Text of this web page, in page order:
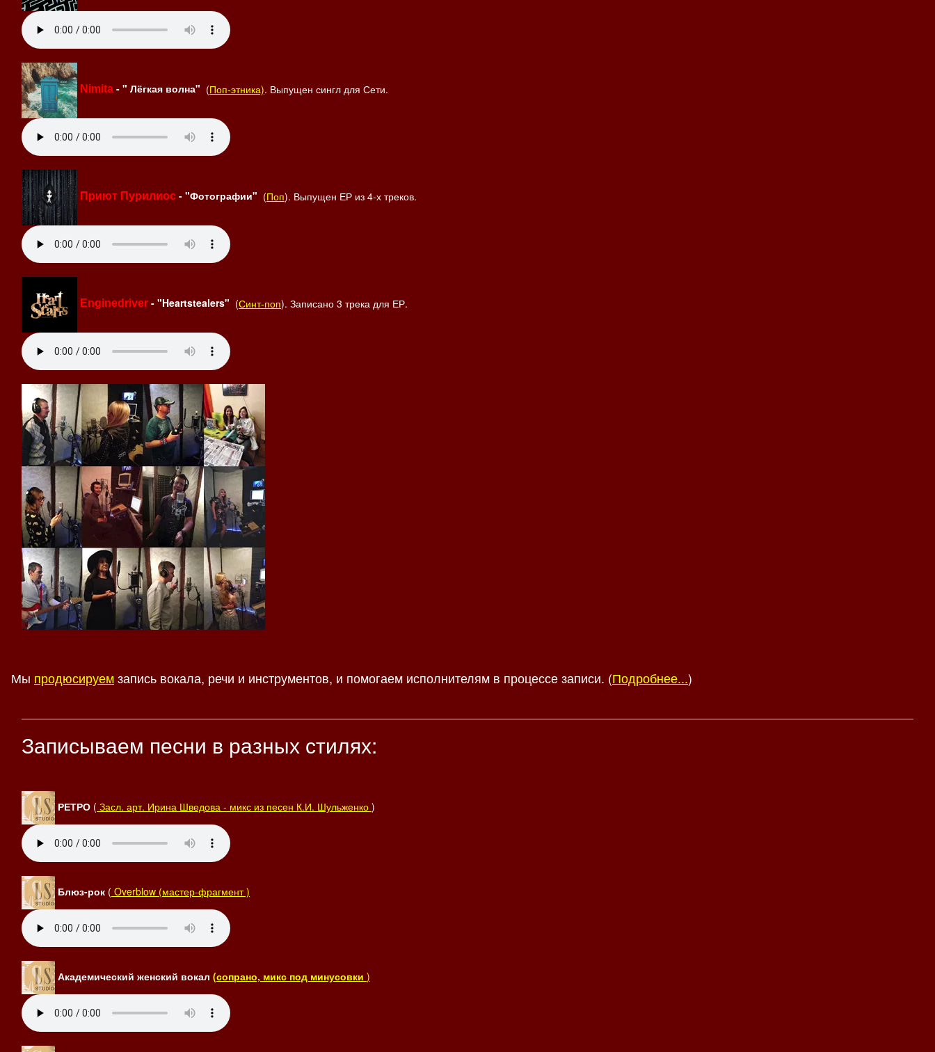
Nimita - " Лёгкая волна" (Поп-этника). Выпущен сингл для Сети.
Приют Пурилиос - "Фотографии" (Поп). Выпущен ЕР из 4-х треков.
Enginedriver - "Heartstealers" (Синт-поп). Записано 3 трека для ЕР.
Мы продюсируемзапись вокала, речи и инструментов, и помогаем исполнителям в процессе записи. (Подробнее...)
Записываем песни в разных стилях:
РЕТРО ( Засл. арт. Ирина Шведова - микс из песен К.И. Шульженко )
Блюз-рок ( Overblow (мастер-фрагмент )
Академический женский вокал (сопрано, микс под минусовки )